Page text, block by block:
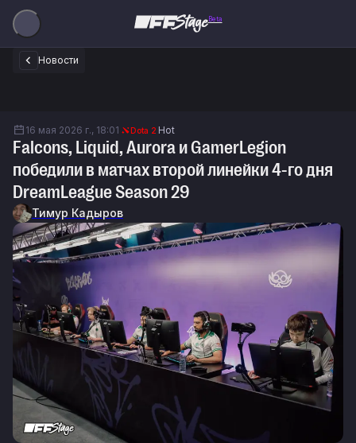
Beta
Новости
16 мая 2026 г., 18:01 Dota 2 Hot
Falcons, Liquid, Aurora и GamerLegion
победили в матчах второй линейки 4-го дня
DreamLeague Season 29
Тимур Кадыров